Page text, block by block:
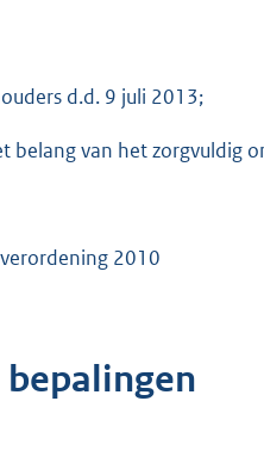
d.d. 9 juli 2013;
van het zorgvuldig
2010